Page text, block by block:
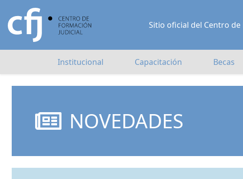
Sitio oficial del Centro
Institucional Capacitación Becas
NOVEDADES